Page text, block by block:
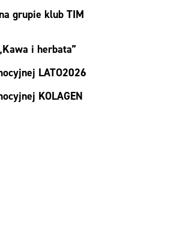
grupie klub TIM
i herbata”
LATO2026
KOLAGEN